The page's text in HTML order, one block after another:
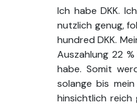
Ich habe DKK.
nutzlich genug,
hundred DKK.
Auszahlung 22
habe. Somit
solange bis
hinsichtlich